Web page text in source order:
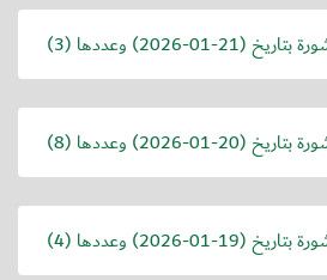
بتاريخ (2026-01-21) وعددها (3)
بتاريخ (2026-01-20) وعددها (8)
بتاريخ (2026-01-19) وعددها (4)